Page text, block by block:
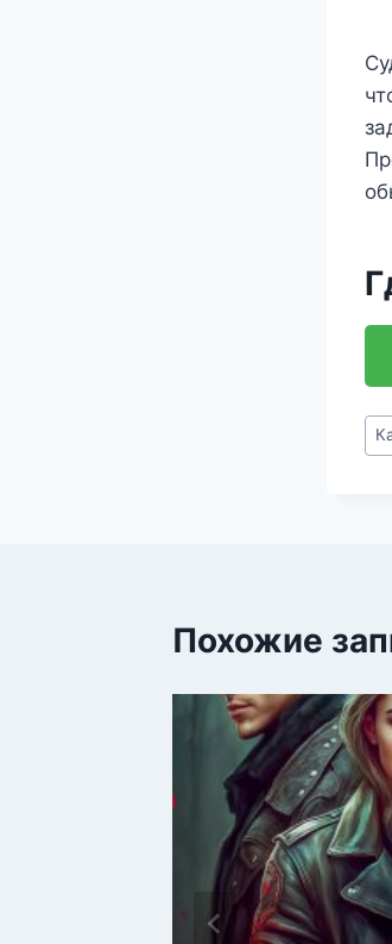
Похожие